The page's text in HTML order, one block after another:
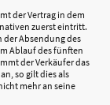
der Vertrag in dem
zuerst eintritt.
der Absendung des
Ablauf des fünften
der Verkäufer das
so gilt dies als
mehr an seine